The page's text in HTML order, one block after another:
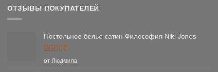
ОТЗЫВЫ ПОКУПАТЕЛЕЙ
Постельное белье сатин Философия Niki Jones
Оценка5
от Людмила